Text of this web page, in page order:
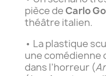
pièce deCarlo
théâtre italien.
• La plastique
une comédienne
dans l’horreur (